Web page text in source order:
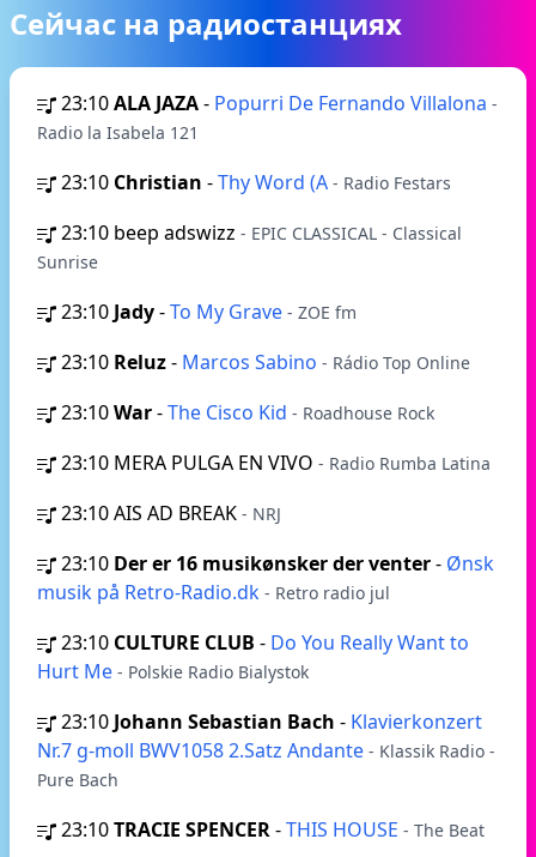
Сейчас на радиостанциях
23:10ALA JAZA- Popurri De Fernando Villalona -
Radio la Isabela 121
23:10 Christian -Thy Word (A - Radio Festars
23:10 beep adswizz - EPIC CLASSICAL - Classical
Sunrise
23:10 Jady-To My Grave - ZOE fm
23:10 Reluz- Marcos Sabino - Rádio Top Online
23:10War-The Cisco Kid - Roadhouse Rock
23:10 MERA PULGA EN VIVO - Radio Rumba Latina
23:10AIS AD BREAK - NRJ
23:10 Der er 16 musikønsker der venter- Ønsk
musik på Retro-Radio.dk - Retro radio jul
23:10 CULTURE CLUB - Do You Really Want to
Hurt Me - Polskie Radio Bialystok
23:10 Johann Sebastian Bach - Klavierkonzert
Nr.7 g-moll BWV1058 2.Satz Andante - Klassik Radio -
Pure Bach
23:10TRACIE SPENCER-THIS HOUSE - The Beat